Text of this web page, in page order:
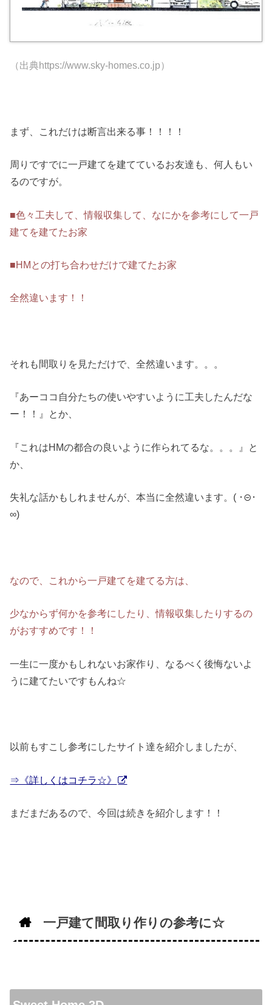
（出典https://www.sky-homes.co.jp）
まず、これだけは断言出来る事！！！！
周りですでに一戸建てを建てているお友達も、何人もい
るのですが。
■色々工夫して、情報収集して、なにかを参考にして一戸
建てを建てたお家
■HMとの打ち合わせだけで建てたお家
全然違います！！
それも間取りを見ただけで、全然違います。。。
『あーココ自分たちの使いやすいように工夫したんだな
ー！！』とか、
『これはHMの都合の良いように作られてるな。。。』と
か、
失礼な話かもしれませんが、本当に全然違います。( ･⊝･
∞)
なので、これから一戸建てを建てる方は、
少なからず何かを参考にしたり、情報収集したりするの
がおすすめです！！
一生に一度かもしれないお家作り、なるべく後悔ないよ
うに建てたいですもんね☆
以前もすこし参考にしたサイト達を紹介しましたが、
⇒《詳しくはコチラ☆》
まだまだあるので、今回は続きを紹介します！！
一戸建て間取り作りの参考に☆